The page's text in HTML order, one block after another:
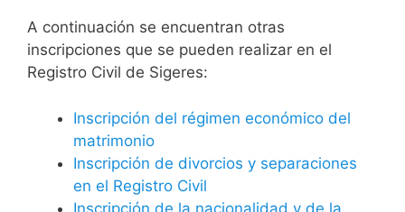
A continuación se encuentran otras
inscripciones que se pueden realizar en el
Registro Civil de Sigeres:
Inscripción del régimen económico del
matrimonio
Inscripción de divorcios y separaciones
en el Registro Civil
Inscripción de la nacionalidad y de la